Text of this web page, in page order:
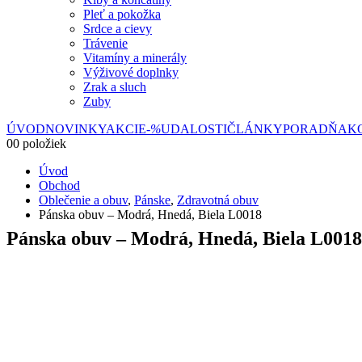
Pleť a pokožka
Srdce a cievy
Trávenie
Vitamíny a minerály
Výživové doplnky
Zrak a sluch
Zuby
ÚVODNOVINKYAKCIE-%UDALOSTIČLÁNKYPORADŇA
00 položiek
Úvod
Obchod
Oblečenie a obuv, Pánske, Zdravotná obuv
Pánska obuv – Modrá, Hnedá, Biela L0018
Pánska obuv – Modrá, Hnedá, Biela L0018